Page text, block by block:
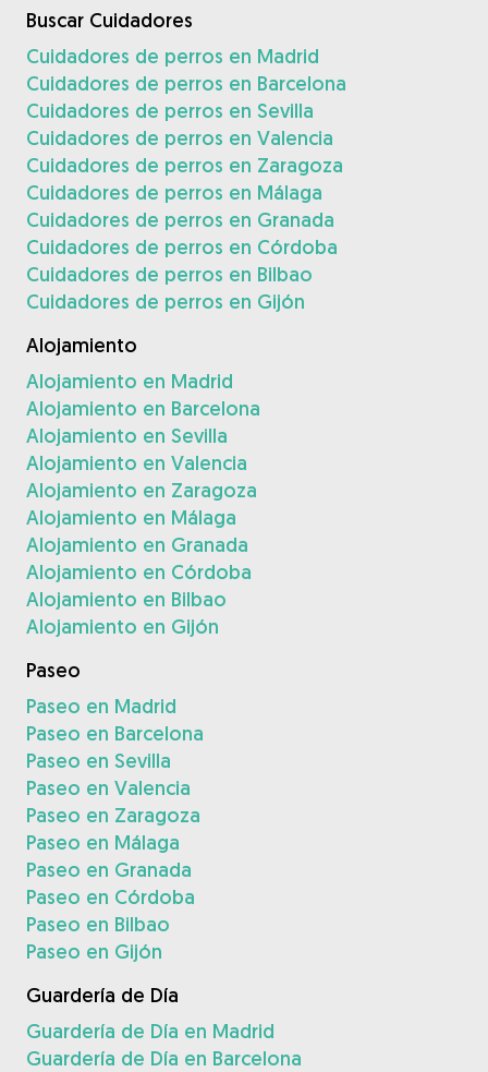
Buscar Cuidadores
Cuidadores de perros en Madrid
Cuidadores de perros en Barcelona
Cuidadores de perros en Sevilla
Cuidadores de perros en Valencia
Cuidadores de perros en Zaragoza
Cuidadores de perros en Málaga
Cuidadores de perros en Granada
Cuidadores de perros en Córdoba
Cuidadores de perros en Bilbao
Cuidadores de perros en Gijón
Alojamiento
Alojamiento en Madrid
Alojamiento en Barcelona
Alojamiento en Sevilla
Alojamiento en Valencia
Alojamiento en Zaragoza
Alojamiento en Málaga
Alojamiento en Granada
Alojamiento en Córdoba
Alojamiento en Bilbao
Alojamiento en Gijón
Paseo
Paseo en Madrid
Paseo en Barcelona
Paseo en Sevilla
Paseo en Valencia
Paseo en Zaragoza
Paseo en Málaga
Paseo en Granada
Paseo en Córdoba
Paseo en Bilbao
Paseo en Gijón
Guardería de Día
Guardería de Día en Madrid
Guardería de Día en Barcelona